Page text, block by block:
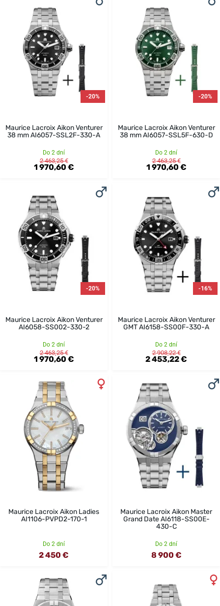
-20%
Maurice Lacroix Aikon Venturer
38 mm AI6057-SSL2F-330-A
Do 2 dní
2 463,25 €
1 970,60 €
-20%
Maurice Lacroix Aikon Venturer
38 mm AI6057-SSL5F-630-D
Do 2 dní
2 463,25 €
1 970,60 €
-20%
Maurice Lacroix Aikon Venturer
AI6058-SS002-330-2
Do 2 dní
2 463,25 €
1 970,60 €
-16%
Maurice Lacroix Aikon Venturer
GMT AI6158-SS00F-330-A
Do 2 dní
2 908,22 €
2 453,22 €
Maurice Lacroix Aikon Ladies
AI1106-PVPD2-170-1
Do 2 dní
2 450 €
Maurice Lacroix Aikon Master
Grand Date AI6118-SS00E-
430-C
Do 2 dní
8 900 €